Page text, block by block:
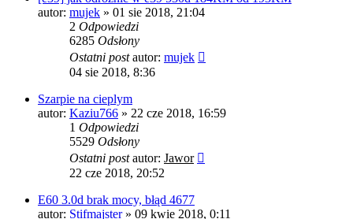
autor: mujek » 01 sie 2018, 21:04
2 Odpowiedzi
6285 Odsłony
Ostatni postautor: mujek
04 sie 2018, 8:36
Szarpie na cieplym
autor: Kaziu766 » 22 cze 2018, 16:59
1 Odpowiedzi
5529 Odsłony
Ostatni postautor: Jawor
22 cze 2018, 20:52
E60 3.0d brak mocy, błąd 4677
autor: Stifmajster» 09 kwie 2018, 0:11